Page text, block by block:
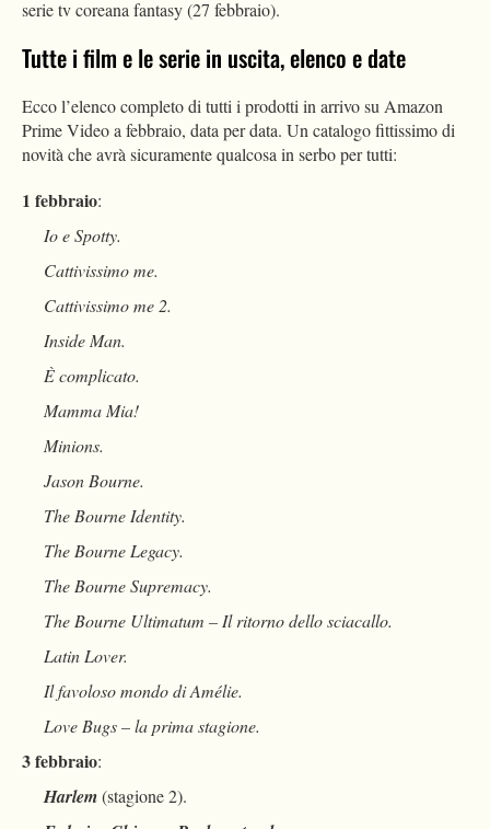
serie tv coreana fantasy (27 febbraio).
Tutte i film e le serie in uscita, elenco e date
Ecco l’elenco completo di tutti i prodotti in arrivo su Amazon
Prime Video a febbraio, data per data. Un catalogo fittissimo di
novità che avrà sicuramente qualcosa in serbo per tutti:
1 febbraio:
Io e Spotty.
Cattivissimo me.
Cattivissimo me 2.
Inside Man.
È complicato.
Mamma Mia!
Minions.
Jason Bourne.
The Bourne Identity.
The Bourne Legacy.
The Bourne Supremacy.
The Bourne Ultimatum – Il ritorno dello sciacallo.
Latin Lover.
Il favoloso mondo di Amélie.
Love Bugs – la prima stagione.
3 febbraio:
Harlem(stagione 2).